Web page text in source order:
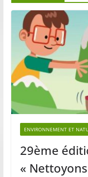
ENVIRONNEMENT ET
29ème
«